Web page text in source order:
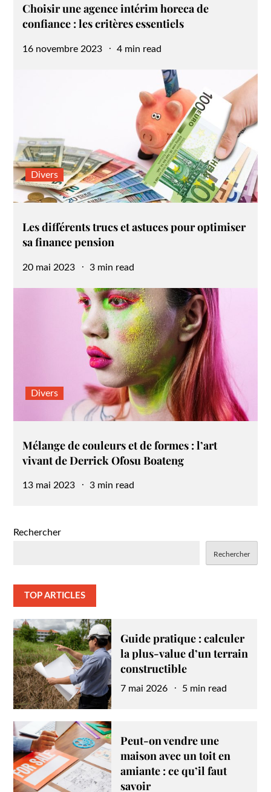
Choisir une agence intérim horeca de
confiance : les critères essentiels
Posted
16 novembre 2023 4 min read
Divers
Les différents trucs et astuces pour optimiser
sa finance pension
Posted
20 mai 2023 3 min read
Divers
Mélange de couleurs et de formes : l’art
vivant de Derrick Ofosu Boateng
Posted
13 mai 2023 3 min read
Rechercher
Rechercher
TOP ARTICLES
Guide pratique : calculer
la plus-value d’un terrain
constructible
Posted
7 mai 2026 5 min read
Peut-on vendre une
maison avec un toit en
amiante : ce qu’il faut
savoir